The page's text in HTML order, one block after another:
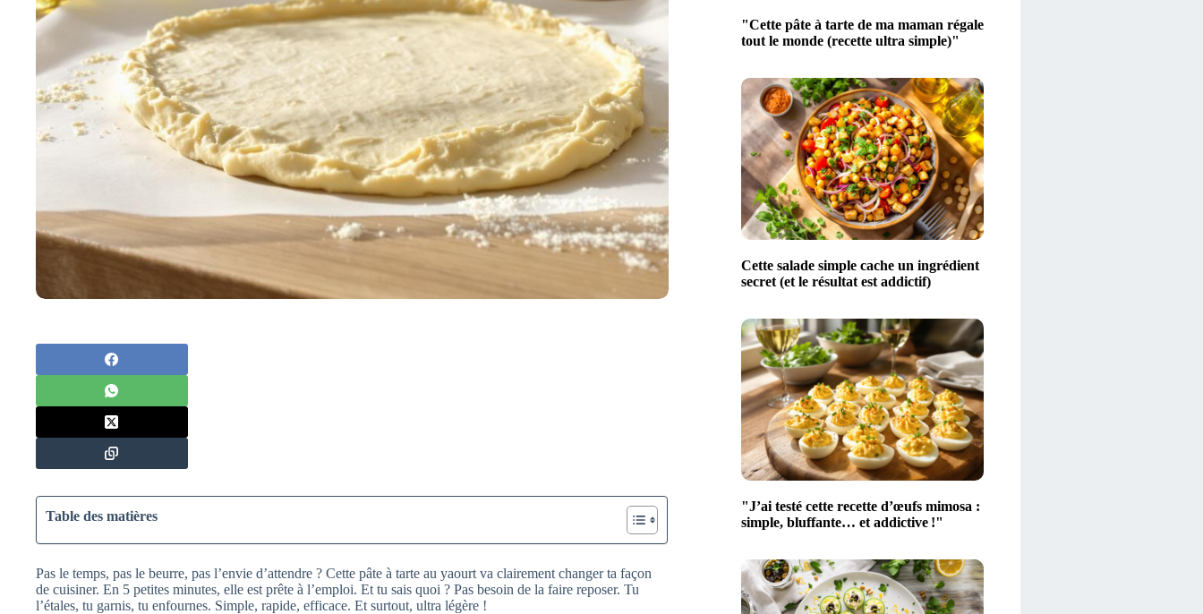
Table des matières
Pas le temps, pas le beurre, pas l’envie d’attendre ? Cette pâte à tarte au yaourt va clairement changer ta façon
de cuisiner. En 5 petites minutes, elle est prête à l’emploi. Et tu sais quoi ? Pas besoin de la faire reposer. Tu
l’étales, tu garnis, tu enfournes. Simple, rapide, efficace. Et surtout, ultra légère !
"Cette pâte à tarte de ma maman régale
tout le monde (recette ultra simple)"
Cette salade simple cache un ingrédient
secret (et le résultat est addictif)
"J’ai testé cette recette d’œufs mimosa :
simple, bluffante… et addictive !"